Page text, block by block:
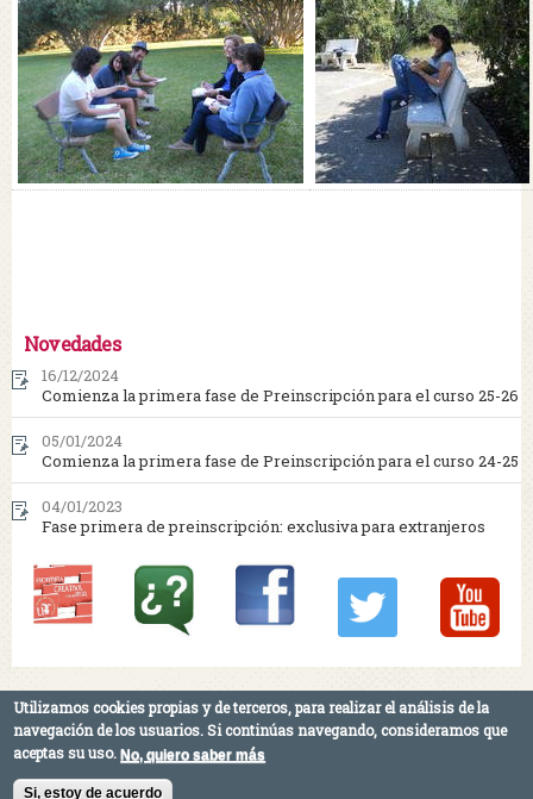
Novedades
16/12/2024
Comienza la primera fase de Preinscripción para el curso 25-26
05/01/2024
Comienza la primera fase de Preinscripción para el curso 24-25
04/01/2023
Fase primera de preinscripción: exclusiva para extranjeros
Máster Universitario en Escritura Creativa -Facultad de Comunicación ·
Universidad de Sevilla - Calle Américo Vespucio s/n, 41092 Sevilla · T.: 954 55 96
49
Utilizamos cookies propias y de terceros, para realizar el análisis de la
navegación de los usuarios. Si continúas navegando, consideramos que
aceptas su uso. No, quiero saber más
Si, estoy de acuerdo